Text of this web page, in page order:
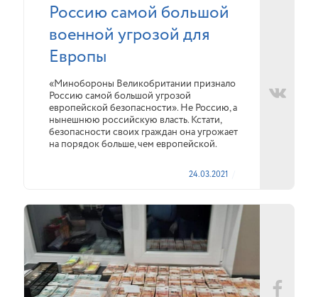
Россию самой большой
военной угрозой для
Европы
«Минобороны Великобритании признало
Россию самой большой угрозой
европейской безопасности». Не Россию, а
нынешнюю российскую власть. Кстати,
безопасности своих граждан она угрожает
на порядок больше, чем европейской.
24.03.2021